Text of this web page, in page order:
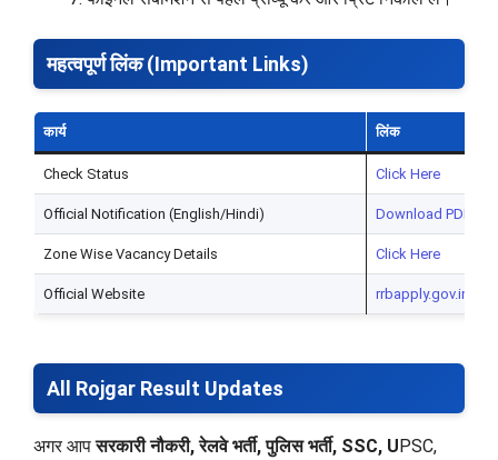
महत्वपूर्ण लिंक (Important Links)
कार्य लिंक
Check Status Click Here
Official Notification (English/Hindi) Download PDF
Zone Wise Vacancy Details Click Here
Official Website rrbapply.gov.in
All Rojgar Result Updates
अगर आपसरकारी नौकरी, रेलवे भर्ती, पुलिस भर्ती, SSC, UPSC,